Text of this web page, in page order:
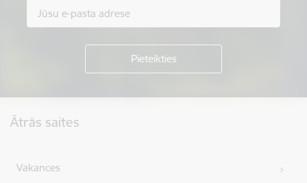
Ātrās saites
Vakances